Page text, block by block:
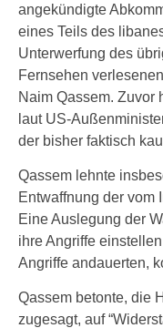
angekündigte
eines Teils des
Unterwerfung des
Fernsehen
Naim Qassem. Zuvor
laut US-
der bisher faktisch
Qassem lehnte
Entwaffnung der vom
Eine Auslegung der
ihre Angriffe
Angriffe andauerten,
Qassem betonte, die
zugesagt, auf